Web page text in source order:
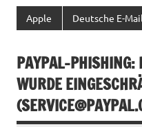
Apple Deutsche E-Mail
PAYPAL-PHISHING:
WURDE
(